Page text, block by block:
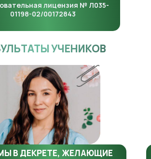
лицензия № Л035-
01198-02/00172843
В ДЕКРЕТЕ, ЖЕЛАЮЩИЕ
УЧЕНИКОВ